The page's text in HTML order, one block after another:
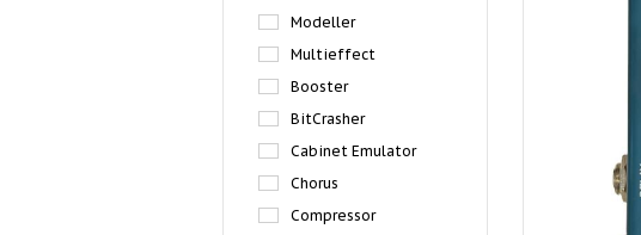
Modeller
Multieffect
Booster
BitCrasher
Cabinet Emulator
Chorus
Compressor